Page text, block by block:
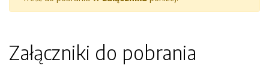
Załączniki do pobrania